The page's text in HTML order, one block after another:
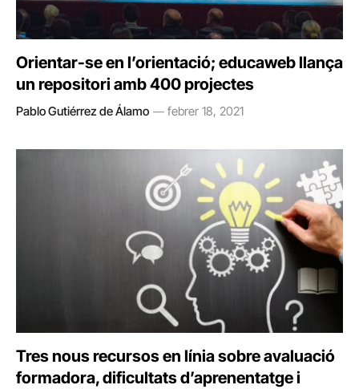
Orientar-se en l’orientació; educaweb llança
un repositori amb 400 projectes
Pablo Gutiérrez de Álamo febrer 18, 2021
Tres nous recursos en línia sobre avaluació
formadora, dificultats d’aprenentatge i